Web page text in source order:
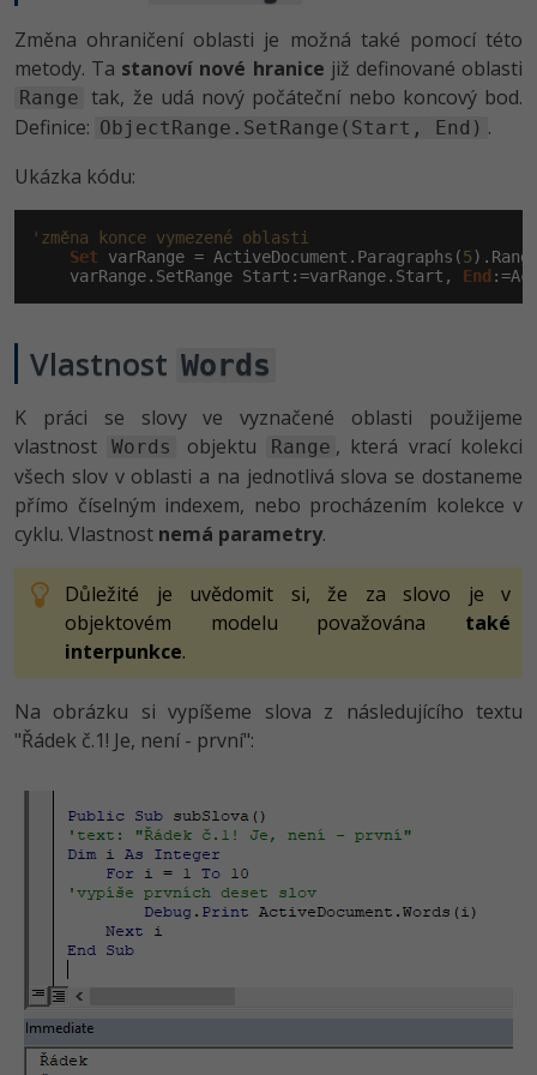
Změna ohraničení oblasti je možná také pomocí této
metody. Ta stanoví nové hranice již definované oblasti
Range tak, že udá nový počáteční nebo koncový bod.
Definice: ObjectRange.SetRange(Start, End) .
Ukázka kódu:
'změna konce vymezené oblasti
Set varRange = ActiveDocument.Paragraphs(5
    varRange.SetRange Start:=varRange.Start,
End
Vlastnost Words
K práci se slovy ve vyznačené oblasti použijeme
vlastnost
Words objektu Range , která vrací kolekci
všech slov v oblasti a na jednotlivá slova se dostaneme
přímo číselným indexem, nebo procházením kolekce v
cyklu. Vlastnost nemá parametry.
Důležité je uvědomit si, že za slovo je v
objektovém modelu považována také
interpunkce.
Na obrázku si vypíšeme slova z následujícího textu
"Řádek č.1! Je, není - první":